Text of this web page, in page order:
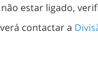
estar ligado,
contactar a